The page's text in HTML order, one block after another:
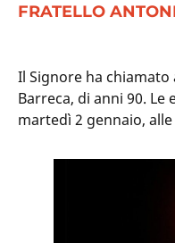
FRATELLO
Il Signore ha
Barreca, di anni 90.
martedì 2 gennaio,